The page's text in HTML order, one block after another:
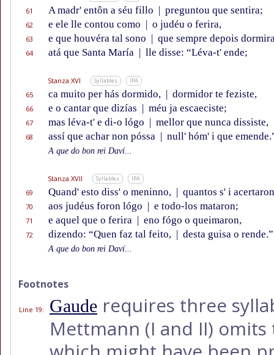
61 A madr' entôn a séu fillo | preguntou que sentira;
62 e ele lle contou como | o judéu o ferira,
63 e que houvéra tal sono | que sempre depois
64 atá que Santa María | lle disse: “Léva-t' ende;
Stanza XVI Syllables IPA
65 ca muito per hás dormido, | dormidor te feziste,
66 e o cantar que dizías | méu ja escaeciste;
67 mas léva-t' e di-o lógo | mellor que nunca dissiste,
68 assí que achar non póssa | null' hóm' i que
A que do bon rei Daví...
Stanza XVII Syllables IPA
69 Quand' esto diss' o meninno, | quantos s' i acertaron
70 aos judéus foron lógo | e todo-los mataron;
71 e aquel que o ferira | eno fógo o queimaron,
72 dizendo: “Quen faz tal feito, | desta guisa o rende.”
A que do bon rei Daví...
Footnotes
Line 19: Gaude requires three
Mettmann (I and II)